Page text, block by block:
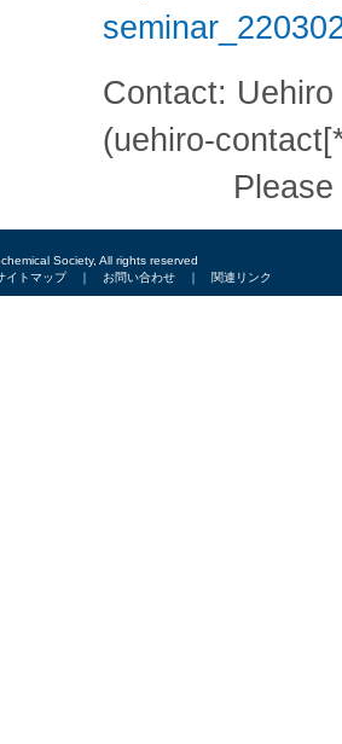
Contact:
(uehiro-
Please
Society, All rights reserved
イトマップ｜ お問い合わせ ｜ 関連リンク